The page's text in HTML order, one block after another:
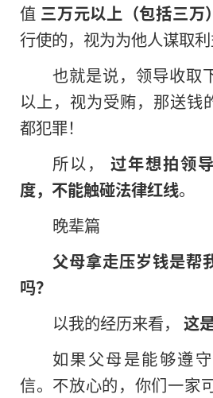
值 三万元以上（包括三万）
行使的，视为为他人谋取利
也就是说，领导收取
以上，视为受贿，那送钱
都犯罪！
所以， 过年想拍领
度，不能触碰法律红线。
晚辈篇
父母拿走压岁钱是帮
吗？
以我的经历来看， 这
如果父母是能够遵
信。不放心的，你们一家